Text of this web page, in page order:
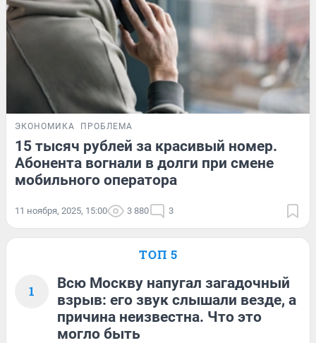
ЭКОНОМИКА ПРОБЛЕМА
15 тысяч рублей за красивый номер.
Абонента вогнали в долги при смене
мобильного оператора
11 ноября, 2025, 15:00 3 880 3
ТОП 5
1
Всю Москву напугал загадочный
взрыв: его звук слышали везде, а
причина неизвестна. Что это
могло быть